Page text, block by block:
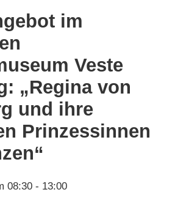
im
Veste
„Regina von
und ihre
Prinzessinnen
08:30 - 13:00